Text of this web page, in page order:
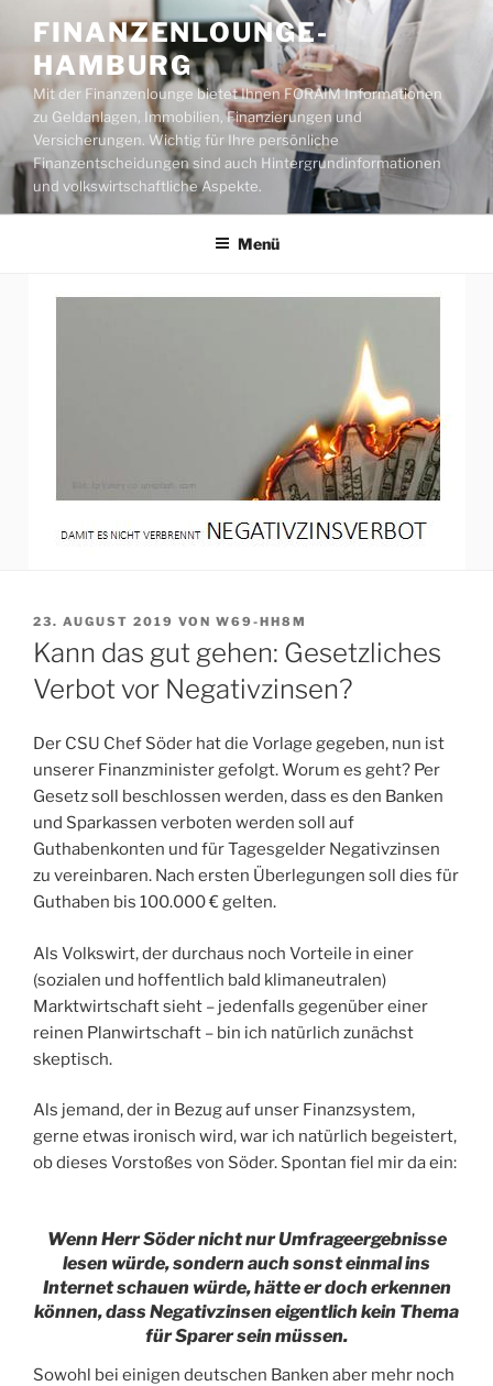
Inhalt
springen
FINANZENLOUNGE-
HAMBURG
Mit der Finanzenlounge bietet Ihnen FORAIM Informationen
zu Geldanlagen, Immobilien, Finanzierungen und
Versicherungen. Wichtig für Ihre persönliche
Finanzentscheidungen sind auch Hintergrundinformationen
und volkswirtschaftliche Aspekte.
Menü
VERÖFFENTLICHT
AM
23. AUGUST 2019 VON W69-HH8M
Kann das gut gehen: Gesetzliches
Verbot vor Negativzinsen?
Der CSU Chef Söder hat die Vorlage gegeben, nun ist
unserer Finanzminister gefolgt. Worum es geht? Per
Gesetz soll beschlossen werden, dass es den Banken
und Sparkassen verboten werden soll auf
Guthabenkonten und für Tagesgelder Negativzinsen
zu vereinbaren. Nach ersten Überlegungen soll dies für
Guthaben bis 100.000 € gelten.
Als Volkswirt, der durchaus noch Vorteile in einer
(sozialen und hoffentlich bald klimaneutralen)
Marktwirtschaft sieht – jedenfalls gegenüber einer
reinen Planwirtschaft – bin ich natürlich zunächst
skeptisch.
Als jemand, der in Bezug auf unser Finanzsystem,
gerne etwas ironisch wird, war ich natürlich begeistert,
ob dieses Vorstoßes von Söder. Spontan fiel mir da ein:
Wenn Herr Söder nicht nur Umfrageergebnisse
lesen würde, sondern auch sonst einmal ins
Internet schauen würde, hätte er doch erkennen
können, dass Negativzinseneigentlich kein Thema
für Sparer sein müssen.
Sowohl bei einigen deutschen Banken aber mehr noch